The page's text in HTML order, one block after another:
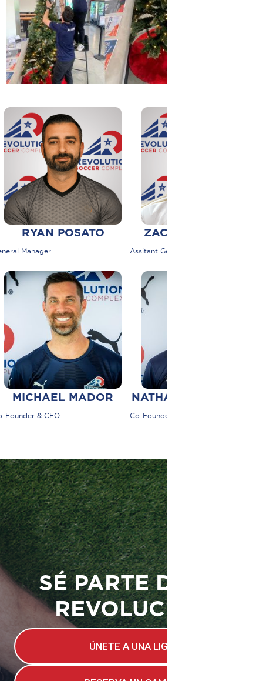
RYAN POSATO
Manager
ZACHARY MORENO
Assitant General Manager
MICHAEL MADOR
Founder & CEO
NATHAN
Co-Founder & COO
SÉ PARTE DE LA
REVOLUCIÓN
ÚNETE A UNA LIGA